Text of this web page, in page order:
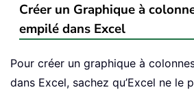
Créer un Graphique à
empilé dans Excel
Pour créer un graphique à
dans Excel, sachez qu’Excel ne le